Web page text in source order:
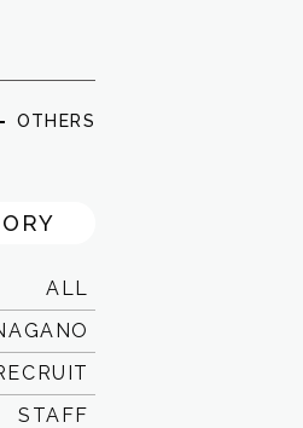
OTHERS
ALL
STAFF